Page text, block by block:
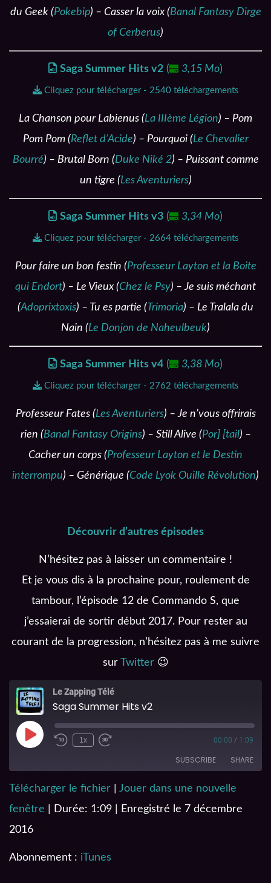
du Geek (Pokebip) – Casser la voix (Banal Fantasy Dirge
of Cerberus)
Saga Summer Hits v2 ( 3,15 Mo)
Cliquez pour télécharger - 2540 téléchargements
La Chanson pour Labienus (La IIIème Légion) – Pom
Pom Pom (Reflet d’Acide) – Pourquoi (Le Chevalier
Bourré) – Brutal Born (Duke Niké 2) – Puissant comme
un tigre (Les Aventuriers)
Saga Summer Hits v3 ( 3,34 Mo)
Cliquez pour télécharger - 2664 téléchargements
Pour faire un bon festin (Professeur Layton et la Boite
qui Endort) – Le Vieux (Chez le Psy) – Je suis méchant
(Adoprixtoxis) – Tu es partie ( Trimoria) – Le Tralala du
Nain (Le Donjon de Naheulbeuk)
Saga Summer Hits v4 ( 3,38 Mo)
Cliquez pour télécharger - 2762 téléchargements
Professeur Fates (Les Aventuriers) – Je n’vous offrirais
rien (Banal Fantasy Origins) – Still Alive (Por] [tail) –
Cacher un corps (Professeur Layton et le Destin
interrompu) – Générique (Code Lyok Ouille Révolution)
Découvrir d’autres épisodes
N’hésitez pas à laisser un commentaire !
Et je vous dis à la prochaine pour, roulement de
tambour, l’épisode 12 de Commando S, que
j’essaierai de sortir début 2017. Pour rester au
courant de la progression, n’hésitez pas à me suivre
sur Twitter😉
Le Zapping Télé
Saga Summer Hits v2
1x 00:00 / 1:09
SUBSCRIBE SHARE
RSS FEED
Télécharger le fichier
Jouer dans une nouvelle
fenêtre
Durée: 1:09
Enregistré le 7 décembre
2016
Abonnement : iTunes